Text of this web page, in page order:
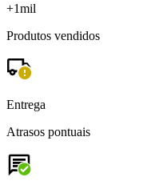
+1mil
Produtos vendidos
Entrega
Atrasos pontuais